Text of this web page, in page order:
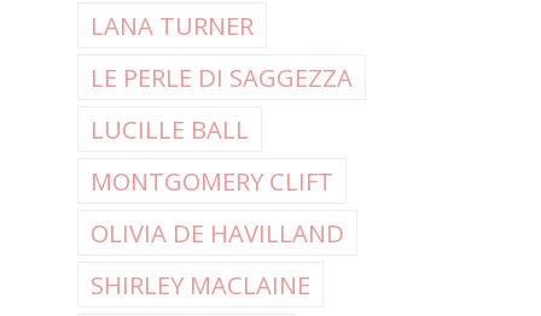
LANA TURNER
LE PERLE DI SAGGEZZA
LUCILLE BALL
MONTGOMERY CLIFT
OLIVIA DE HAVILLAND
SHIRLEY MACLAINE